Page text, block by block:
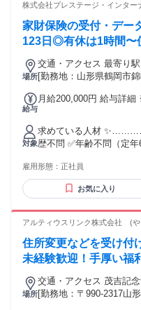
株式会社プレステージ・インター
家財保険の受付・デー
123日◎有休は1時間〜
場所
交通・アクセス 最寄り
MARICA利用！
[勤務地：山形県鶴岡市
給与
月給200,000円 給与詳細 ※
払われる通勤・皆勤・
われるその他手当金額：あり
いて――――――――■■ 月
手当1万円） ＜内訳＞ ・基本給：190,000円 ・ライフプラン
として受け取ることも
（企業型DC）の掛金に
い手当です♪ ■充実のプラス手当―――――――■■ ◆昇給：
年1回（評価による） ◆
還元♪ ◆交通費支給（月上限3万円まで） ※会社の規定により
距離応じて支給 ⏩なん
金も支給されます！ 遠方
場料金は会社負担 マリカ
間外手当（残業代） ⏩「1
勤手当
対象
求めている人材
歴不問 ✅年齢不問（定
ちしています！…✨ ✅困
方 ✅人と話すことが好
ある方 ✅自分の「得意
ムワークを大切にできる
ンクOK／復職OK ＊第
活躍中／30代活躍中／
雇用形態： 正社員
お気に入り
アルティウスリンク株式会社 (や
住所変更などを受け付
未経験歓迎！手厚い福
場所
交通・アクセス 茂吉記
駐車場あり)
[勤務地：〒990-2317山